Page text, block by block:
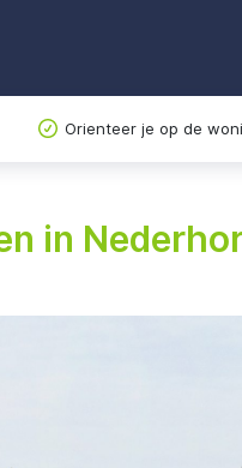
Orienteer je op de
in